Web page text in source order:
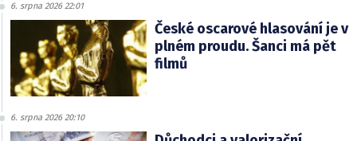
6. srpna 2026 22:01
České oscarové hlasování je v
plném proudu. Šanci má pět
filmů
6. srpna 2026 20:10